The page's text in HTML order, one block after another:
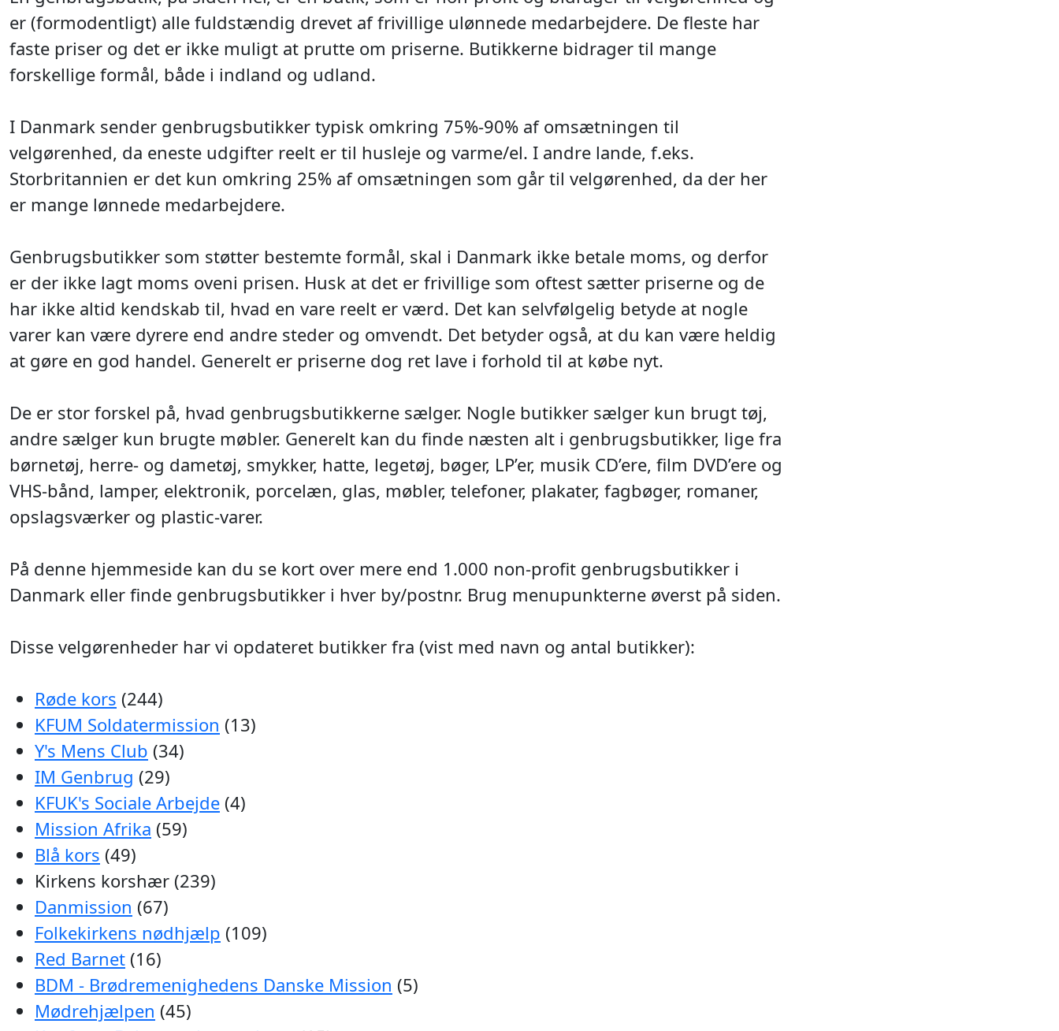
er (formodentligt) alle fuldstændig drevet af frivillige ulønnede medarbejdere. De fleste har
faste priser og det er ikke muligt at prutte om priserne. Butikkerne bidrager til mange
forskellige formål, både i indland og udland.
I Danmark sender genbrugsbutikker typisk omkring 75%-90% af omsætningen til
velgørenhed, da eneste udgifter reelt er til husleje og varme/el. I andre lande, f.eks.
Storbritannien er det kun omkring 25% af omsætningen som går til velgørenhed, da der her
er mange lønnede medarbejdere.
Genbrugsbutikker som støtter bestemte formål, skal i Danmark ikke betale moms, og derfor
er der ikke lagt moms oveni prisen. Husk at det er frivillige som oftest sætter priserne og de
har ikke altid kendskab til, hvad en vare reelt er værd. Det kan selvfølgelig betyde at nogle
varer kan være dyrere end andre steder og omvendt. Det betyder også, at du kan være heldig
at gøre en god handel. Generelt er priserne dog ret lave i forhold til at købe nyt.
De er stor forskel på, hvad genbrugsbutikkerne sælger. Nogle butikker sælger kun brugt tøj,
andre sælger kun brugte møbler. Generelt kan du finde næsten alt i genbrugsbutikker, lige fra
børnetøj, herre- og dametøj, smykker, hatte, legetøj, bøger, LP’er, musik CD’ere, film DVD’ere og
VHS-bånd, lamper, elektronik, porcelæn, glas, møbler, telefoner, plakater, fagbøger, romaner,
opslagsværker og plastic-varer.
På denne hjemmeside kan du se kort over mere end 1.000 non-profit genbrugsbutikker i
Danmark eller finde genbrugsbutikker i hver by/postnr. Brug menupunkterne øverst på siden.
Disse velgørenheder har vi opdateret butikker fra (vist med navn og antal butikker):
Røde kors (244)
KFUM Soldatermission (13)
Y's Mens Club (34)
IM Genbrug (29)
KFUK's Sociale Arbejde (4)
Mission Afrika (59)
Blå kors (49)
Kirkens korshær (239)
Danmission (67)
Folkekirkens nødhjælp (109)
Red Barnet (16)
BDM - Brødremenighedens Danske Mission (5)
Mødrehjælpen (45)